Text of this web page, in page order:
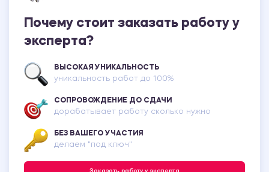
Почему стоит заказать работу у
эксперта?
ВЫСОКАЯ УНИКАЛЬНОСТЬ
уникальность работ до 100%
СОПРОВОЖДЕНИЕ ДО СДАЧИ
дорабатывает работу сколько нужно
БЕЗ ВАШЕГО УЧАСТИЯ
делаем "под ключ"